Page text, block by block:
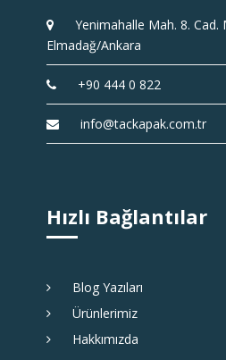
Yenimahalle Mah. 8. Cad.
Elmadağ/Ankara
+90 444 0 822
info@tackapak.com.tr
Hızlı Bağlantılar
Blog Yazıları
Ürünlerimiz
Hakkımızda